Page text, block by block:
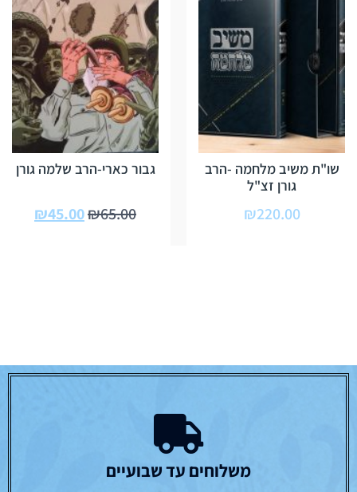
שו"ת משיב מלחמה -הרב
גורן זצ"ל
₪220.00
גבור כארי-הרב שלמה גורן
₪65.00
₪45.00
משלוחים עד שבועיים